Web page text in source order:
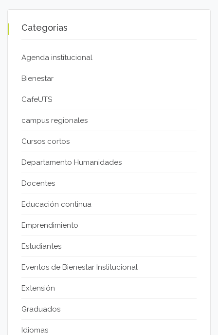
Categorias
Agenda institucional
Bienestar
CafeUTS
campus regionales
Cursos cortos
Departamento Humanidades
Docentes
Educación continua
Emprendimiento
Estudiantes
Eventos de Bienestar Institucional
Extensión
Graduados
Idiomas